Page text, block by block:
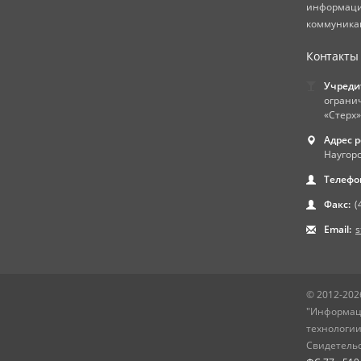
Контакты
Адрес
Факс:
Email:
© 2012-